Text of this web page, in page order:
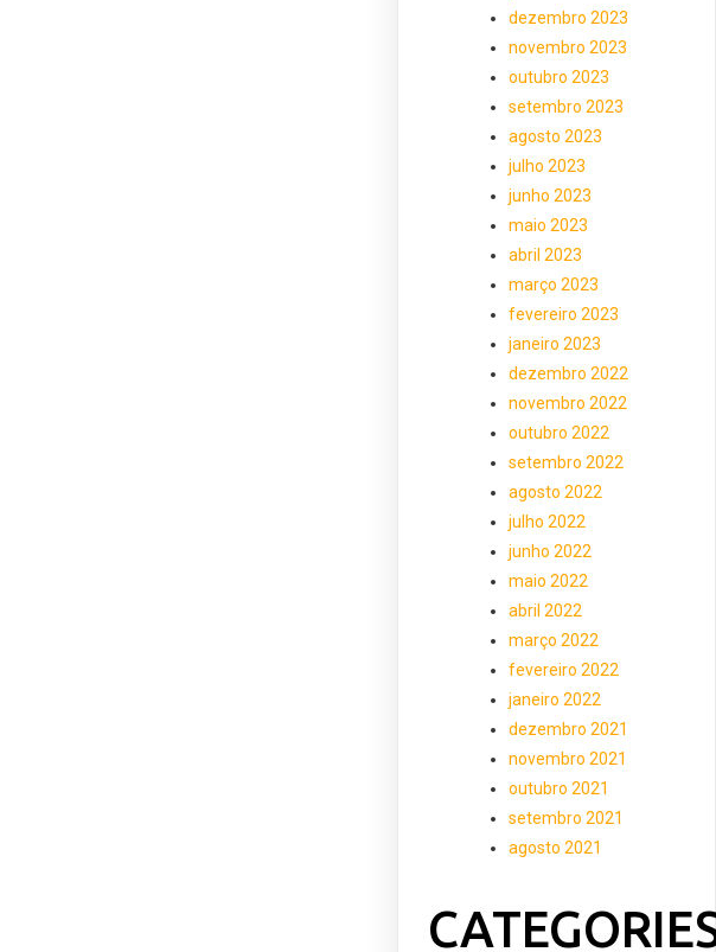
dezembro 2023
novembro 2023
outubro 2023
setembro 2023
agosto 2023
julho 2023
junho 2023
maio 2023
abril 2023
março 2023
fevereiro 2023
janeiro 2023
dezembro 2022
novembro 2022
outubro 2022
setembro 2022
agosto 2022
julho 2022
junho 2022
maio 2022
abril 2022
março 2022
fevereiro 2022
janeiro 2022
dezembro 2021
novembro 2021
outubro 2021
setembro 2021
agosto 2021